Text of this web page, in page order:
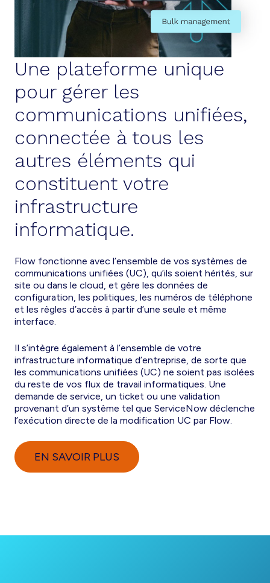
Une plateforme unique
pour gérer les
communications unifiées,
connectée à tous les
autres éléments qui
constituent votre
infrastructure
informatique.
Flow fonctionne avec l’ensemble de vos systèmes de
communications unifiées (UC), qu’ils soient hérités, sur
site ou dans le cloud, et gère les données de
configuration, les politiques, les numéros de téléphone
et les règles d’accès à partir d’une seule et même
interface.
Il s’intègre également à l’ensemble de votre
infrastructure informatique d’entreprise, de sorte que
les communications unifiées (UC) ne soient pas isolées
du reste de vos flux de travail informatiques. Une
demande de service, un ticket ou une validation
provenant d’un système tel que ServiceNow déclenche
l’exécution directe de la modification UC par Flow.
EN SAVOIR PLUS